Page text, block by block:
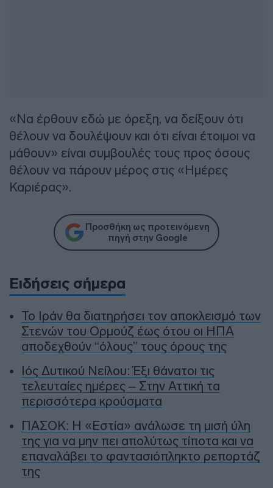
«Να έρθουν εδώ με όρεξη, να δείξουν ότι
θέλουν να δουλέψουν και ότι είναι έτοιμοι να
μάθουν» είναι συμβουλές τους προς όσους
θέλουν να πάρουν μέρος στις «Ημέρες
Καριέρας».
Προσθήκη ως προτεινόμενη
πηγή στην Google
Ειδήσεις σήμερα
To Ιράν θα διατηρήσει τον αποκλεισμό των
Στενών του Ορμούζ έως ότου οι ΗΠΑ
αποδεχθούν “όλους” τους όρους της
Ιός Δυτικού Νείλου: Έξι θάνατοι τις
τελευταίες ημέρες – Στην Αττική τα
περισσότερα κρούσματα
ΠΑΣΟΚ: Η «Εστία» ανάλωσε τη μισή ύλη
της για να μην πει απολύτως τίποτα και να
επαναλάβει το φαντασιόπληκτο ρεπορτάζ
της